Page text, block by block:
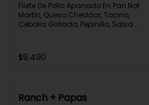
Filete De Pollo Apanado En Pan Not
Martin, Queso Cheddar, Tocino,
Cebolla Grillada, Pepinillo, Salsa
$9.490
Ranch + Papas